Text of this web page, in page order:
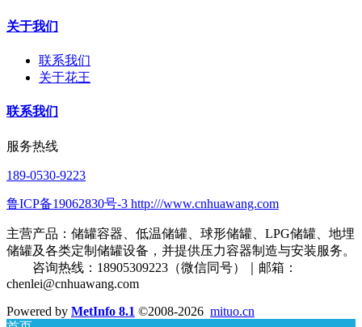
关于我们
联系我们
关于花王
联系我们
服务热线
189-0530-9223
鲁ICP备19062830号-3 http:///www.cnhuawang.com
主营产品：储罐容器、低温储罐、球形储罐、LPG储罐、地埋
储罐及各类定制储罐设备，并提供压力容器制造与安装服务。
咨询热线：18905309223（微信同号）｜邮箱：
chenlei@cnhuawang.com
Powered by MetInfo 8.1 ©2008-2026 mituo.cn